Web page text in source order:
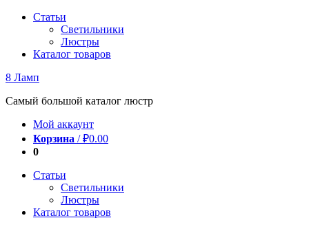
Перейти
содержимому
Статьи
Светильники
Люстры
Каталог товаров
8 Ламп
Самый большой каталог люстр
Мой аккаунт
Корзина /₽0.00
0
Статьи
Светильники
Люстры
Каталог товаров